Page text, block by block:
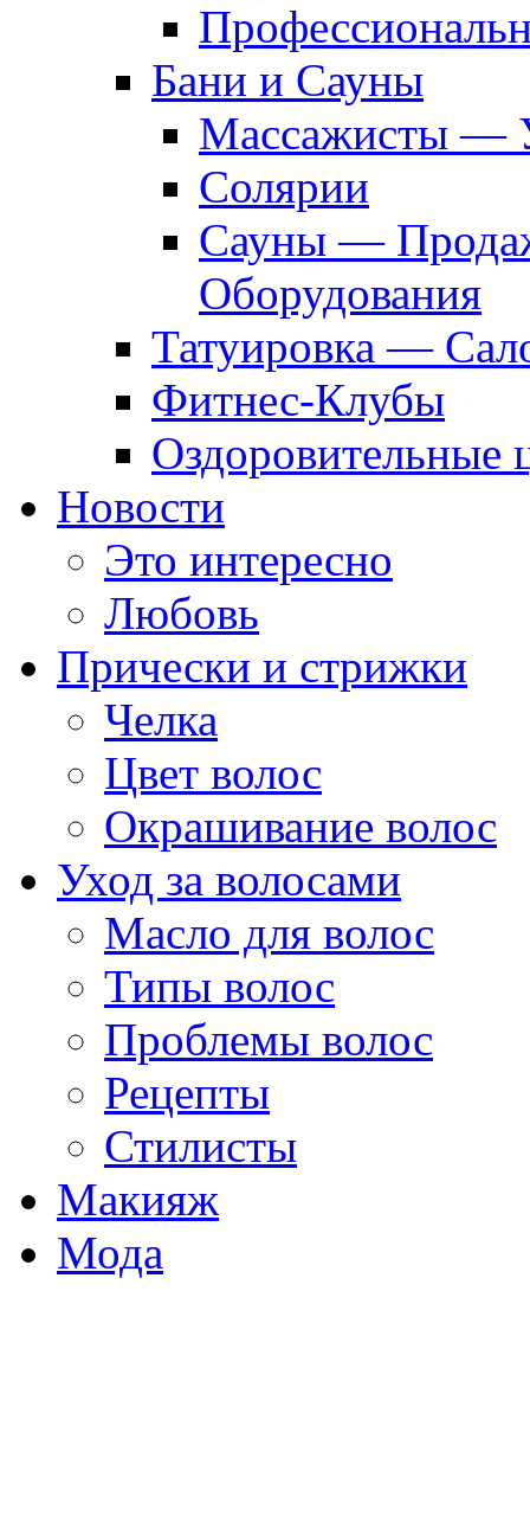
Бани и Сауны
Массажисты —
Солярии
Сауны —
Оборудования
Татуировка —
Фитнес-Клубы
Оздоровительные
Новости
Это интересно
Любовь
Прически и стрижки
Челка
Цвет волос
Окрашивание волос
Уход за волосами
Масло для волос
Типы волос
Проблемы волос
Рецепты
Стилисты
Макияж
Мода